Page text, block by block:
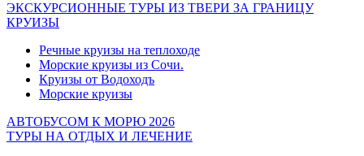
ЭКСКУРСИОННЫЕ ТУРЫ ИЗ ТВЕРИ ЗА ГРАНИЦУ
КРУИЗЫ
Речные круизы на теплоходе
Морские круизы из Сочи.
Круизы от Водоходъ
Морские круизы
АВТОБУСОМ К МОРЮ 2026
ТУРЫ НА ОТДЫХ И ЛЕЧЕНИЕ